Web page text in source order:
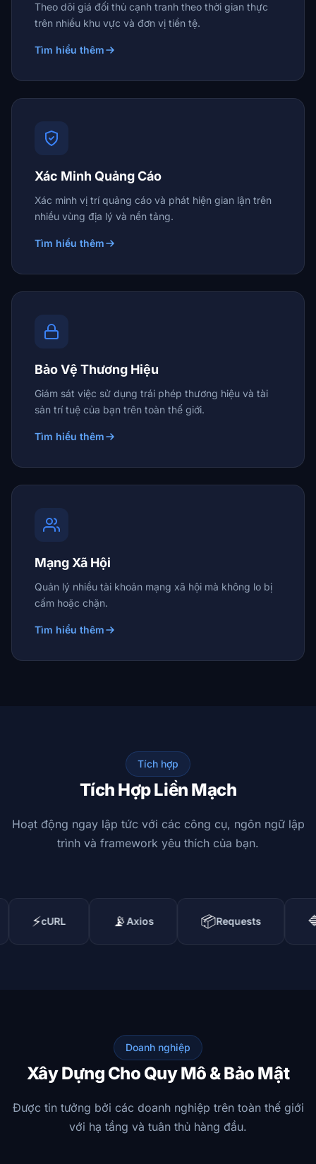
Theo dõi giá đối thủ cạnh tranh theo thời gian thực
trên nhiều khu vực và đơn vị tiền tệ.
Tìm hiểu thêm
Xác Minh Quảng Cáo
Xác minh vị trí quảng cáo và phát hiện gian lận trên
nhiều vùng địa lý và nền tảng.
Tìm hiểu thêm
Bảo Vệ Thương Hiệu
Giám sát việc sử dụng trái phép thương hiệu và tài
sản trí tuệ của bạn trên toàn thế giới.
Tìm hiểu thêm
Mạng Xã Hội
Quản lý nhiều tài khoản mạng xã hội mà không lo bị
cấm hoặc chặn.
Tìm hiểu thêm
Tích hợp
Tích Hợp Liền Mạch
Hoạt động ngay lập tức với các công cụ, ngôn ngữ lập
trình và framework yêu thích của bạn.
📡 📦 Requests 🔷
Doanh nghiệp
Xây Dựng Cho Quy Mô & Bảo Mật
Được tin tưởng bởi các doanh nghiệp trên toàn thế giới
với hạ tầng và tuân thủ hàng đầu.